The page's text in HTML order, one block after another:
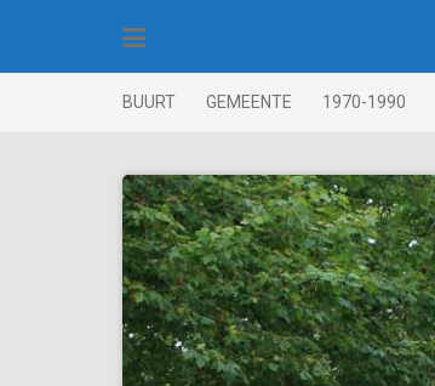
BUURT GEMEENTE 1970-1990